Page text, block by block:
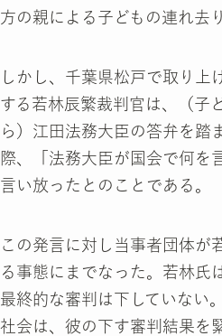
方の親による子どもの連れ去
しかし、千葉県松戸で取り上
する若林辰繁裁判官は、（子
ら）江田法務大臣の答弁を踏
際、「法務大臣が国会で何を
言い放ったとのことである。
この発言に対し当事者団体が
る事態にまでなった。若林氏
最終的な審判は下していない
社会は、彼の下す審判結果を